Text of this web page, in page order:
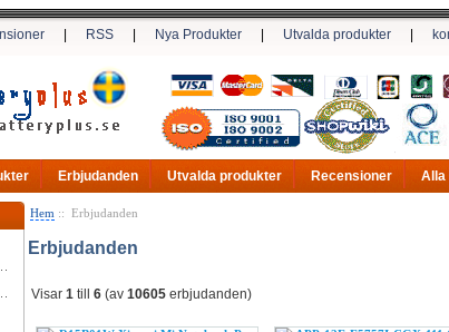
RSS Nya Produkter Utvalda produkter
Erbjudanden Utvalda produkter Recensioner Alla
Hem :: Erbjudanden
Erbjudanden
Visar 1 till 6 (av 10605 erbjudanden)